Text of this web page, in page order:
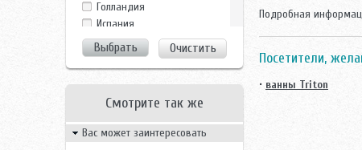
Fiinn
GROSSMAN
Indeo
Jacob Delafon
Jacuzzi
Kaldewei
Голландия
Испания
Италия
Китай
Португалия
Россия
Росссия
Словакия
Очистить
Смотрите так же
Вас может заинтересовать
Подробная
Посетители,
• ванны Triton